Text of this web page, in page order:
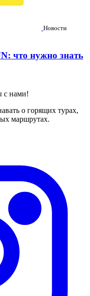
Новости
что нужно знать
с нами!
о горящих турах,
маршрутах.